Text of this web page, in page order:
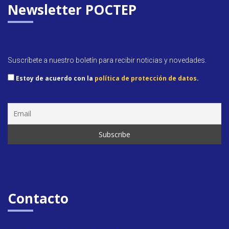
Newsletter POCTEP
Suscríbete a nuestro boletín para recibir noticias y novedades.
Estoy de acuerdo con la política de protección de datos.
Contacto